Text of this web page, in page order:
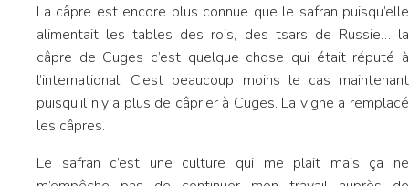
La câpre est encore plus connue que le safran puisqu’elle
alimentait les tables des rois, des tsars de Russie… la
câpre de Cuges c’est quelque chose qui était réputé à
l’international. C’est beaucoup moins le cas maintenant
puisqu’il n’y a plus de câprier à Cuges. La vigne a remplacé
les câpres.
Le safran c’est une culture qui me plait mais ça ne